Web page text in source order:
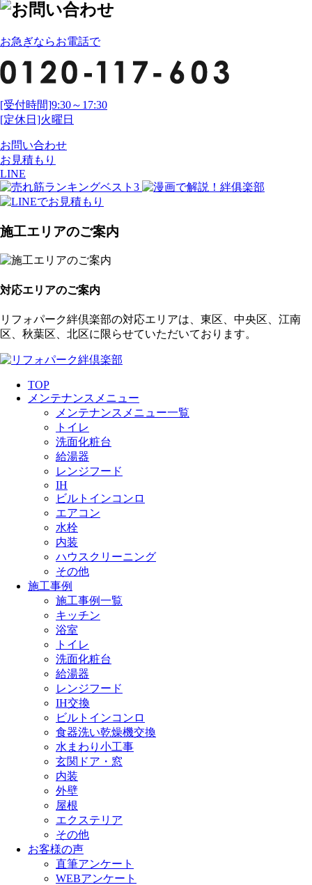
お急ぎならお電話で
[受付時間]9:30～17:30
[定休日]火曜日
お問い合わせ
お見積もり
LINE
施工エリアのご案内
対応エリアのご案内
リフォパーク絆倶楽部の対応エリアは、東区、中央区、江南
区、秋葉区、北区に限らせていただいております。
TOP
メンテナンスメニュー
メンテナンスメニュー一覧
トイレ
洗面化粧台
給湯器
レンジフード
IH
ビルトインコンロ
エアコン
水栓
内装
ハウスクリーニング
その他
施工事例
施工事例一覧
キッチン
浴室
トイレ
洗面化粧台
給湯器
レンジフード
IH交換
ビルトインコンロ
食器洗い乾燥機交換
水まわり小工事
玄関ドア・窓
内装
外壁
屋根
エクステリア
その他
お客様の声
直筆アンケート
WEBアンケート